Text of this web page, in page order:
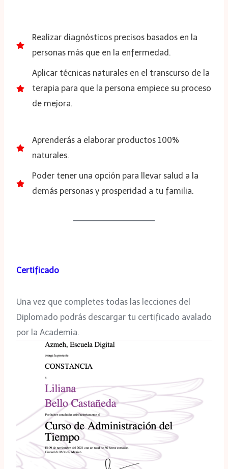
Realizar diagnósticos precisos basados en la
personas más que en la enfermedad.
Aplicar técnicas naturales en el transcurso de la
terapia para que la persona empiece su proceso
de mejora.
Aprenderás a elaborar productos 100%
naturales.
Poder tener una opción para llevar salud a la
demás personas y prosperidad a tu familia.
Certificado
Una vez que completes todas las lecciones del
Diplomado podrás descargar tu certificado avalado
por la Academia.